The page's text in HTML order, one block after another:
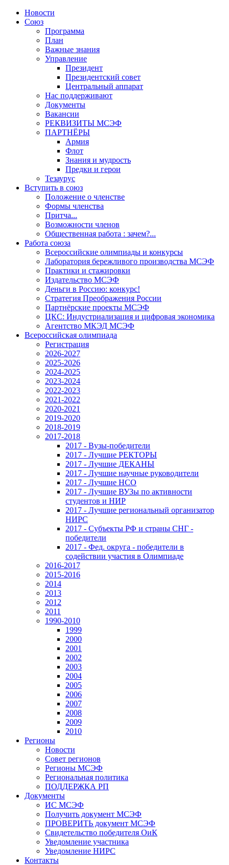
Новости
Союз
Программа
План
Важные знания
Управление
Президент
Президентский совет
Центральный аппарат
Нас поддерживают
Документы
Вакансии
РЕКВИЗИТЫ МСЭФ
ПАРТНЁРЫ
Армия
Флот
Знания и мудрость
Предки и герои
Тезаурус
Вступить в союз
Положение о членстве
Формы членства
Притча...
Возможности членов
Общественная работа : зачем?...
Работа союза
Всероссийские олимпиады и конкурсы
Лаборатория бережливого производства МСЭФ
Практики и стажировки
Издательство МСЭФ
Деньги в Россию: конкурс!
Стратегия Преображения России
Партнёрские проекты МСЭФ
ЦКС: Индустриализация и цифровая экономика
Агентство МКЭД МСЭФ
Всероссийская олимпиада
Регистрация
2026-2027
2025-2026
2024-2025
2023-2024
2022-2023
2021-2022
2020-2021
2019-2020
2018-2019
2017-2018
2017 - Вузы-победители
2017 - Лучшие РЕКТОРЫ
2017 - Лучшие ДЕКАНЫ
2017 - Лучшие научные руководители
2017 - Лучшие НСО
2017 - Лучшие ВУЗы по активности
студентов и НИР
2017 - Лучшие региональный организатор
НИРС
2017 - Субъекты РФ и страны СНГ -
победители
2017 - Фед. округа - победители в
содействии участия в Олимпиаде
2016-2017
2015-2016
2014
2013
2012
2011
1990-2010
1999
2000
2001
2002
2003
2004
2005
2006
2007
2008
2009
2010
Регионы
Новости
Совет регионов
Регионы МСЭФ
Региональная политика
ПОДДЕРЖКА РП
Документы
ИС МСЭФ
Получить документ МСЭФ
ПРОВЕРИТЬ документ МСЭФ
Свидетельство победителя ОиК
Уведомление участника
Уведомление НИРС
Контакты